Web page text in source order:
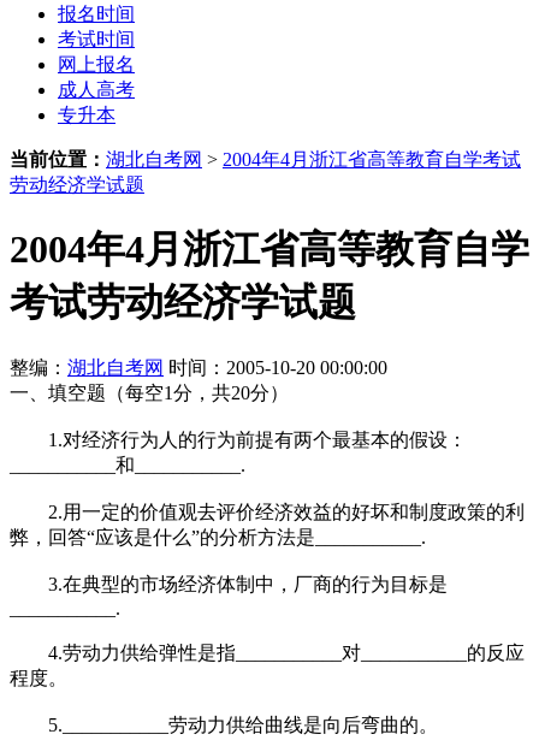
报名时间
考试时间
网上报名
成人高考
专升本
当前位置： 湖北自考网 > 2004年4月浙江省高等教育自学考试
劳动经济学试题
2004年4月浙江省高等教育自学
考试劳动经济学试题
整编： 湖北自考网 时间：2005-10-20 00:00:00
一、填空题（每空1分，共20分）
1.对经济行为人的行为前提有两个最基本的假设：
___________和___________.
2.用一定的价值观去评价经济效益的好坏和制度政策的利
弊，回答“应该是什么”的分析方法是___________.
3.在典型的市场经济体制中，厂商的行为目标是
___________.
4.劳动力供给弹性是指___________对___________的反应
程度。
5.___________劳动力供给曲线是向后弯曲的。